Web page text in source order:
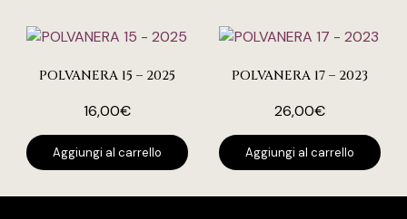
POLVANERA 15 – 2025
16,00€
Aggiungi al carrello
POLVANERA 17 – 2023
26,00€
Aggiungi al carrello